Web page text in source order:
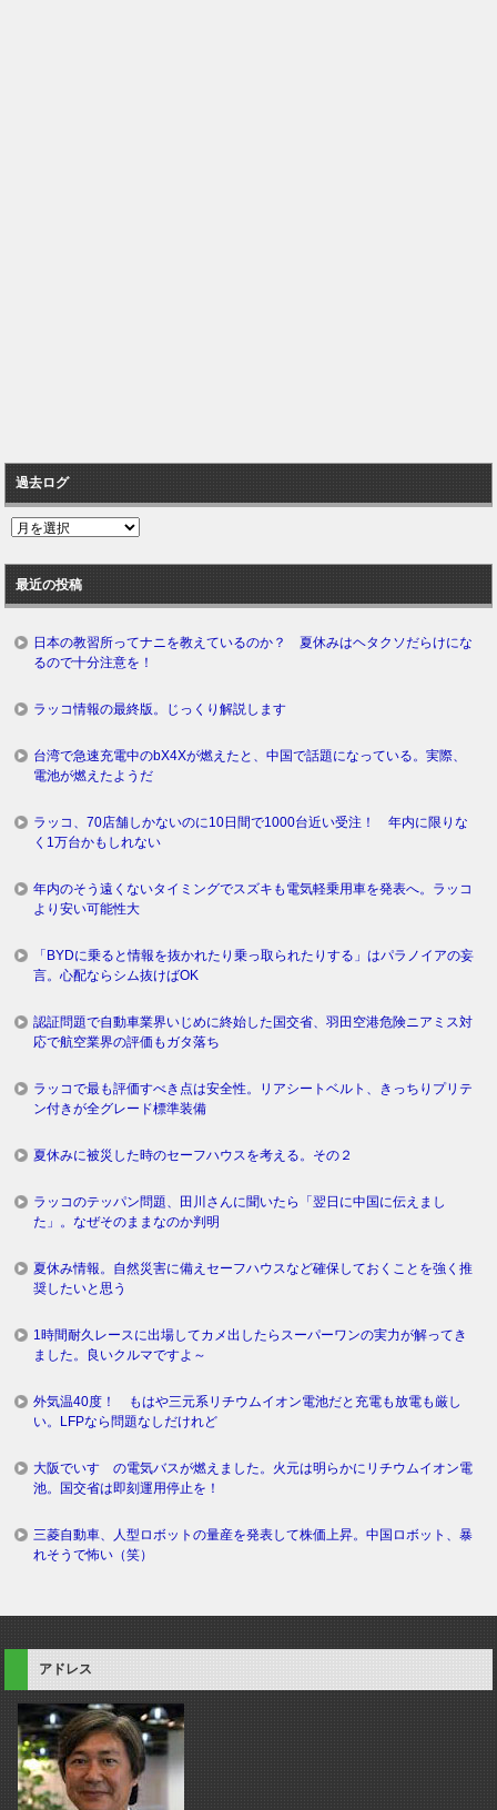
過去ログ
過
ロ
グ
最近の投稿
日本の教習所ってナニを教えているのか？ 夏休みはヘタクソだらけにな
るので十分注意を！
ラッコ情報の最終版。じっくり解説します
台湾で急速充電中のbX4Xが燃えたと、中国で話題になっている。実際、
電池が燃えたようだ
ラッコ、70店舗しかないのに10日間で1000台近い受注！ 年内に限りな
く1万台かもしれない
年内のそう遠くないタイミングでスズキも電気軽乗用車を発表へ。ラッコ
より安い可能性大
「BYDに乗ると情報を抜かれたり乗っ取られたりする」はパラノイアの妄
言。心配ならシム抜けばOK
認証問題で自動車業界いじめに終始した国交省、羽田空港危険ニアミス対
応で航空業界の評価もガタ落ち
ラッコで最も評価すべき点は安全性。リアシートベルト、きっちりプリテ
ン付きが全グレード標準装備
夏休みに被災した時のセーフハウスを考える。その２
ラッコのテッパン問題、田川さんに聞いたら「翌日に中国に伝えまし
た」。なぜそのままなのか判明
夏休み情報。自然災害に備えセーフハウスなど確保しておくことを強く推
奨したいと思う
1時間耐久レースに出場してカメ出したらスーパーワンの実力が解ってき
ました。良いクルマですよ～
外気温40度！ もはや三元系リチウムイオン電池だと充電も放電も厳し
い。LFPなら問題なしだけれど
大阪でいすゞの電気バスが燃えました。火元は明らかにリチウムイオン電
池。国交省は即刻運用停止を！
三菱自動車、人型ロボットの量産を発表して株価上昇。中国ロボット、暴
れそうで怖い（笑）
アドレス